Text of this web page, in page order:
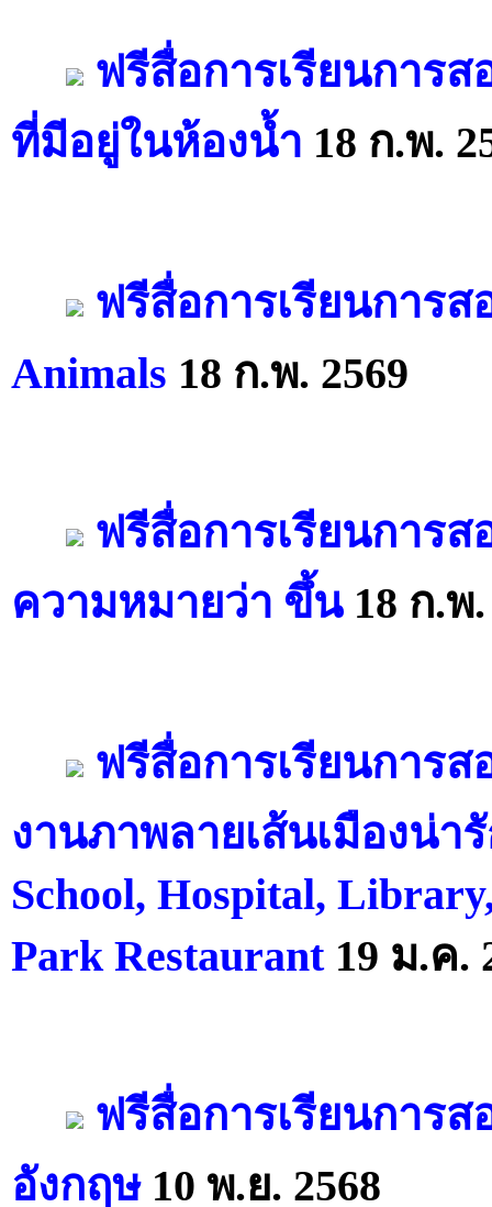
ฟรีสื่อการเรียนการ
ที่มีอยู่ในห้องน้ำ 18 ก.พ.
ฟรีสื่อการเรียนการส
Animals 18 ก.พ. 2569
ฟรีสื่อการเรียนการ
ความหมายว่า ขึ้น18 ก.พ.
ฟรีสื่อการเรียนการส
งานภาพลายเส้นเมืองน่
School, Hospital,
Park Restaurant19 ม.ค.
ฟรีสื่อการเรียนการ
อังกฤษ10 พ.ย. 2568